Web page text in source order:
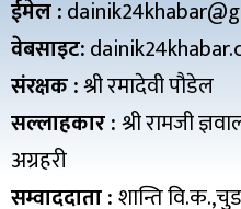
ईमेल :
वेबसाइट:
संरक्षक :श्री रमादेवी पौडेल
सल्लाहकार :श्री रामजी
अग्रहरी
सम्वाददाता :शान्ति